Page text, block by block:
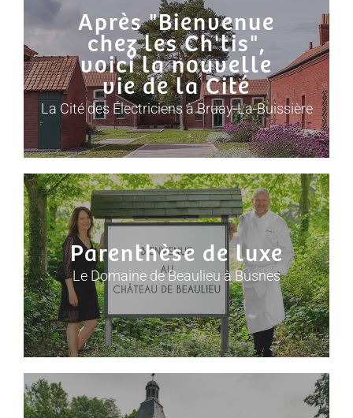
Après "Bienvenue
chez les Ch'tis",
voici la nouvelle
vie de la Cité
La Cité des Électriciens à Bruay-La-Buissière
Parenthèse de luxe
Le Domaine de Beaulieu à Busnes